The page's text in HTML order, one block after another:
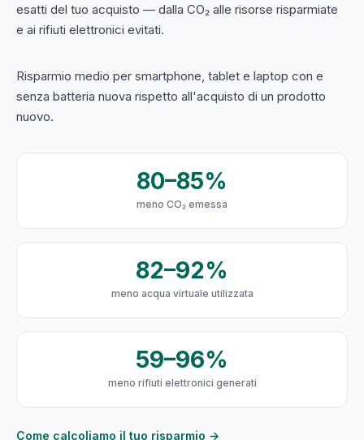
esatti del tuo acquisto — dalla CO₂ alle risorse risparmiate
e ai rifiuti elettronici evitati.
Risparmio medio per smartphone, tablet e laptop con e
senza batteria nuova rispetto all'acquisto di un prodotto
nuovo.
80–85%
meno CO₂ emessa
82–92%
meno acqua virtuale utilizzata
59–96%
meno rifiuti elettronici generati
Come calcoliamo il tuo risparmio →